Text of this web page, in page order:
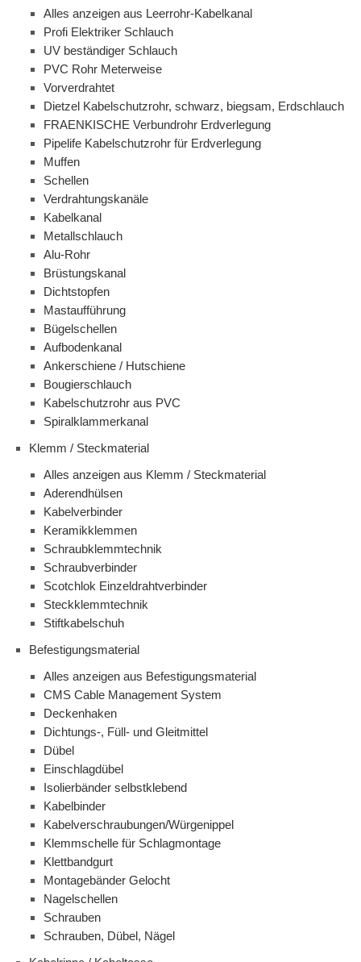
Alles anzeigen aus Leerrohr-Kabelkanal
Profi Elektriker Schlauch
UV beständiger Schlauch
PVC Rohr Meterweise
Vorverdrahtet
Dietzel Kabelschutzrohr, schwarz, biegsam, Erdschlauch
FRAENKISCHE Verbundrohr Erdverlegung
Pipelife Kabelschutzrohr für Erdverlegung
Muffen
Schellen
Verdrahtungskanäle
Kabelkanal
Metallschlauch
Alu-Rohr
Brüstungskanal
Dichtstopfen
Mastaufführung
Bügelschellen
Aufbodenkanal
Ankerschiene / Hutschiene
Bougierschlauch
Kabelschutzrohr aus PVC
Spiralklammerkanal
Klemm / Steckmaterial
Alles anzeigen aus Klemm / Steckmaterial
Aderendhülsen
Kabelverbinder
Keramikklemmen
Schraubklemmtechnik
Schraubverbinder
Scotchlok Einzeldrahtverbinder
Steckklemmtechnik
Stiftkabelschuh
Befestigungsmaterial
Alles anzeigen aus Befestigungsmaterial
CMS Cable Management System
Deckenhaken
Dichtungs-, Füll- und Gleitmittel
Dübel
Einschlagdübel
Isolierbänder selbstklebend
Kabelbinder
Kabelverschraubungen/Würgenippel
Klemmschelle für Schlagmontage
Klettbandgurt
Montagebänder Gelocht
Nagelschellen
Schrauben
Schrauben, Dübel, Nägel